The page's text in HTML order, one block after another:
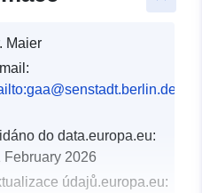
Maier
do data.europa.eu:
February 2026
údajů.europa.eu: